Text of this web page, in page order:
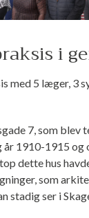
i
med 5 læger, 3
7, som blev
1910-1915 og
dette hus
som
stadig ser i